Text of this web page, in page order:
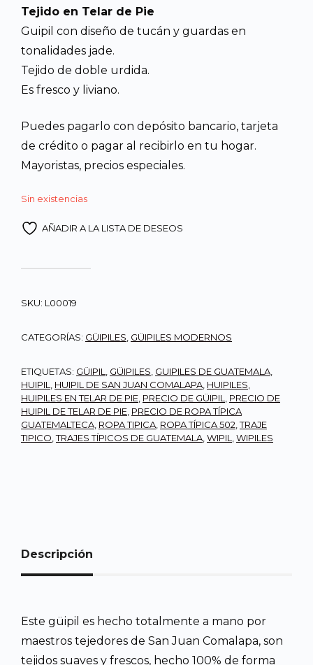
original
era:
actual
Tejido en Telar de Pie
Guipil con diseño de tucán y guardas en
tonalidades jade.
Tejido de doble urdida.
Es fresco y liviano.
Puedes pagarlo con depósito bancario, tarjeta
de crédito o pagar al recibirlo en tu hogar.
Mayoristas, precios especiales.
Sin existencias
AÑADIR A LA LISTA DE DESEOS
SKU: L00019
CATEGORÍAS: GÜIPILES GÜIPILES MODERNOS
ETIQUETAS: GÜIPIL GÜIPILES GUIPILES DE GUATEMALA
HUIPIL
HUIPIL DE SAN JUAN COMALAPA HUIPILES
HUIPILES EN TELAR DE PIE PRECIO DE GÜIPIL
PRECIO DE
HUIPIL DE TELAR DE PIE PRECIO DE ROPA TÍPICA
GUATEMALTECA ROPA TIPICA ROPA TÍPICA 502 ,TRAJE
TIPICO ,TRAJES TÍPICOS DE GUATEMALA WIPIL WIPILES
Descripción
Este güipil es hecho totalmente a mano por
maestros tejedores de San Juan Comalapa, son
tejidos suaves y frescos, hecho 100% de forma